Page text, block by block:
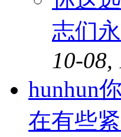
志们
10-08,
hunhun
在有些